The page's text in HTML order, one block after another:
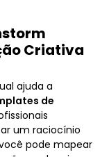
Criativa
ajuda a
de
um raciocínio
pode mapear